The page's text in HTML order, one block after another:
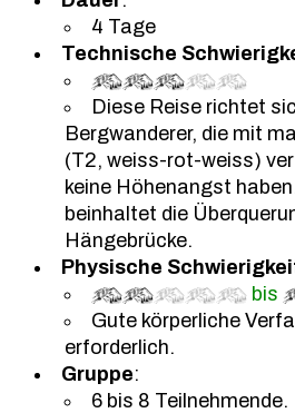
4 Tage
Technische
Diese Reise richtet
Bergwanderer, die mit
(T2, weiss-rot-weiss)
keine Höhenangst
beinhaltet die
Hängebrücke.
Physische
bis
Gute körperliche
erforderlich.
Gruppe:
6 bis 8 Teilnehmende.